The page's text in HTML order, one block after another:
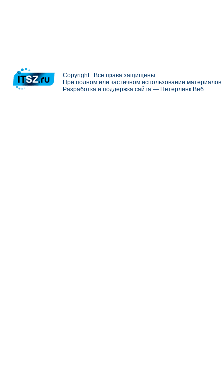
Copyright . Все права защищены
При полном или частичном использовании
Разработка и поддержка сайта — Петерлинк Веб